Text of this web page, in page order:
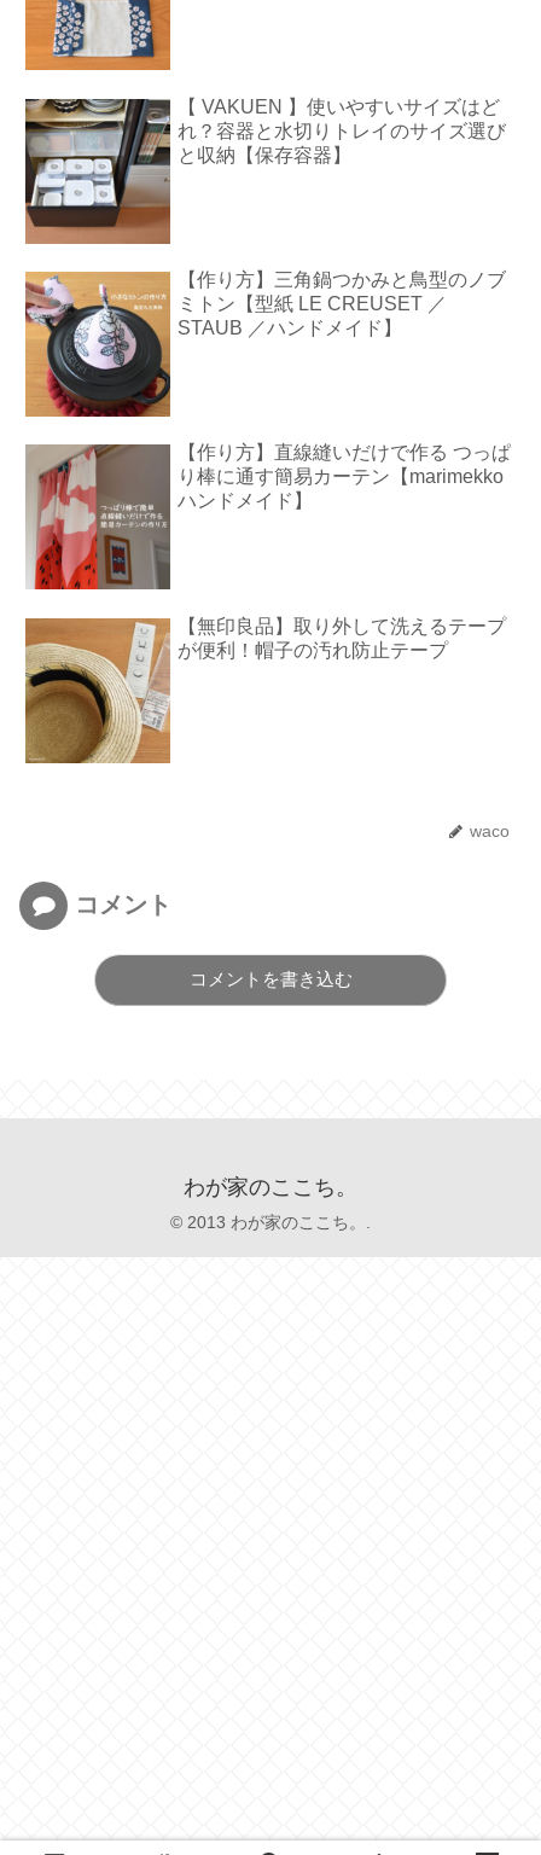
【 VAKUEN 】使いやすいサイズはど
れ？容器と水切りトレイのサイズ選び
と収納【保存容器】
【作り方】三角鍋つかみと鳥型のノブ
ミトン【型紙 LE CREUSET ／
STAUB ／ハンドメイド】
【作り方】直線縫いだけで作る つっぱ
り棒に通す簡易カーテン【marimekko
ハンドメイド】
【無印良品】取り外して洗えるテープ
が便利！帽子の汚れ防止テープ
waco
コメント
コメントを書き込む
わが家のここち。
© 2013 わが家のここち。.